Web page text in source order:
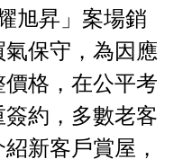
旭昇」案場銷
保守，為因應
格，在公平考
約，多數老客
新客戶賞屋，